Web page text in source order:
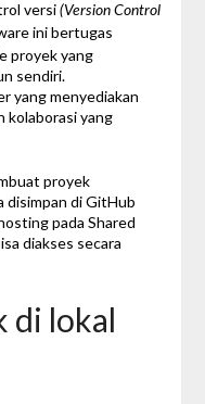
versi (Version Control
ini bertugas
proyek yang
sendiri.
yang menyediakan
kolaborasi yang
proyek
disimpan di GitHub
pada Shared
diakses secara
di lokal